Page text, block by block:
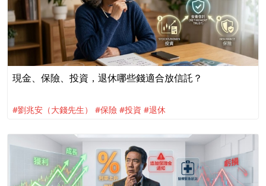
現金、保險、投資，退休哪些錢適合放信託？
#劉兆安（大錢先生） #保險 #投資 #退休